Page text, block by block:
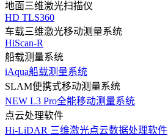
地面三维激光扫描仪
HD TLS360
车载三维激光移动测量系统
HiScan-R
船载测量系统
iAqua船载测量系统
SLAM便携式移动测量系统
NEW L3 Pro全能移动测量系统
点云处理软件
Hi-LiDAR 三维激光点云数据处理软件